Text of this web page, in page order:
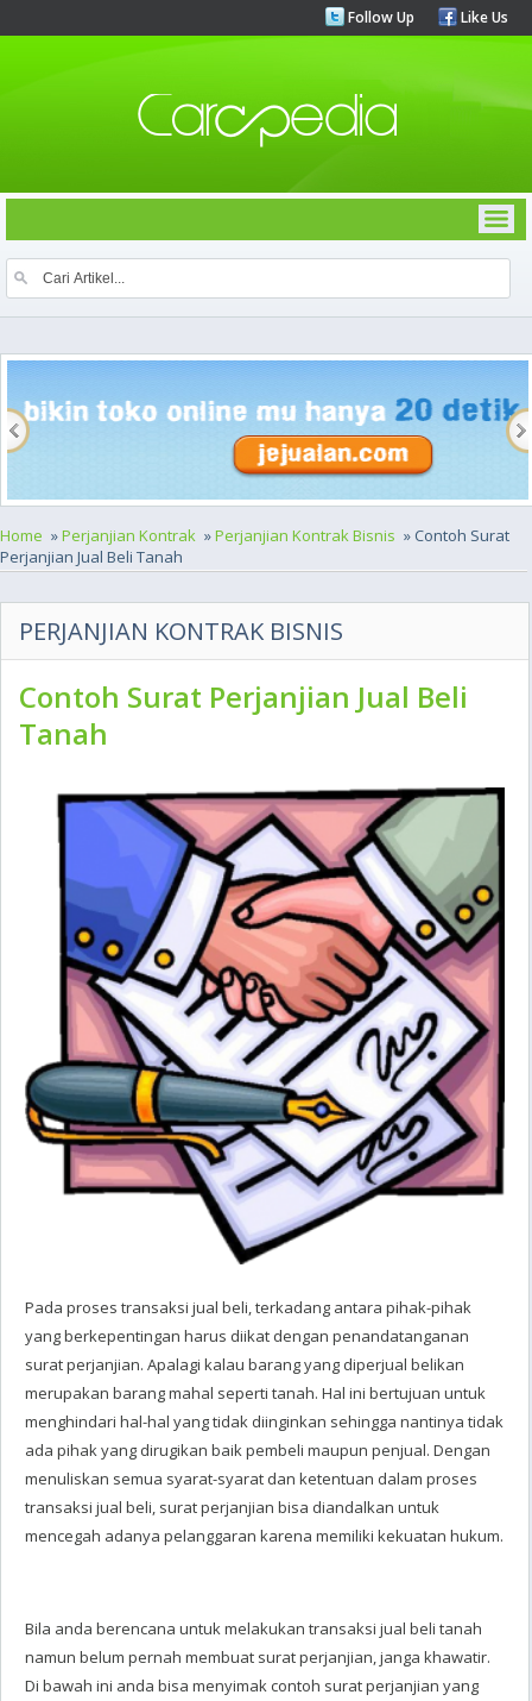
Follow Up Like Us
Home »Perjanjian Kontrak »Perjanjian Kontrak Bisnis » Contoh Surat
Perjanjian Jual Beli Tanah
PERJANJIAN KONTRAK BISNIS
Contoh Surat Perjanjian Jual Beli
Tanah
Pada proses transaksi jual beli, terkadang antara pihak-pihak
yang berkepentingan harus diikat dengan penandatanganan
surat perjanjian. Apalagi kalau barang yang diperjual belikan
merupakan barang mahal seperti tanah. Hal ini bertujuan untuk
menghindari hal-hal yang tidak diinginkan sehingga nantinya tidak
ada pihak yang dirugikan baik pembeli maupun penjual. Dengan
menuliskan semua syarat-syarat dan ketentuan dalam proses
transaksi jual beli, surat perjanjian bisa diandalkan untuk
mencegah adanya pelanggaran karena memiliki kekuatan hukum.
Bila anda berencana untuk melakukan transaksi jual beli tanah
namun belum pernah membuat surat perjanjian, janga khawatir.
Di bawah ini anda bisa menyimak contoh surat perjanjian yang